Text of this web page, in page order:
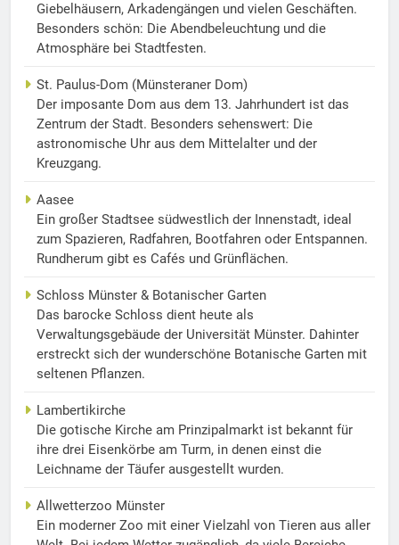
Giebelhäusern, Arkadengängen und vielen Geschäften.
Besonders schön: Die Abendbeleuchtung und die
Atmosphäre bei Stadtfesten.
St. Paulus-Dom (Münsteraner Dom)
Der imposante Dom aus dem 13. Jahrhundert ist das
Zentrum der Stadt. Besonders sehenswert: Die
astronomische Uhr aus dem Mittelalter und der
Kreuzgang.
Aasee
Ein großer Stadtsee südwestlich der Innenstadt, ideal
zum Spazieren, Radfahren, Bootfahren oder Entspannen.
Rundherum gibt es Cafés und Grünflächen.
Schloss Münster & Botanischer Garten
Das barocke Schloss dient heute als
Verwaltungsgebäude der Universität Münster. Dahinter
erstreckt sich der wunderschöne Botanische Garten mit
seltenen Pflanzen.
Lambertikirche
Die gotische Kirche am Prinzipalmarkt ist bekannt für
ihre drei Eisenkörbe am Turm, in denen einst die
Leichname der Täufer ausgestellt wurden.
Allwetterzoo Münster
Ein moderner Zoo mit einer Vielzahl von Tieren aus aller